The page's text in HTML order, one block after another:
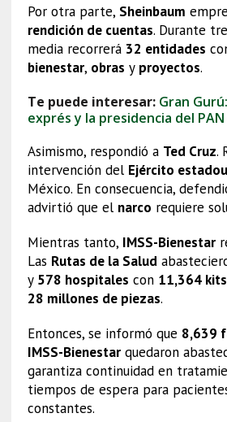
Por otra parte, Sheinbaum
rendición de cuentas. Durante
media recorrerá 32 entidades
bienestar, obras y proyectos.
Te puede interesar: Gran
exprés y la presidencia del
Asimismo, respondió a Ted Cruz.
intervención del Ejército
México. En consecuencia,
advirtió que el narco requiere
Mientras tanto, IMSS-Bienestar
Las Rutas de la Salud
y 578 hospitales con 11,364 kits
28 millones de piezas.
Entonces, se informó que 8,639
IMSS-Bienestarquedaron
garantiza continuidad en
tiempos de espera para
constantes.